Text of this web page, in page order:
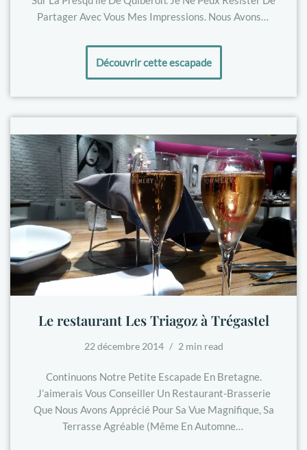
Partager Avec Vous Mes Impressions. Nous Avons…
Découvrir cette escapade
Le restaurant Les Triagoz à Trégastel
22 décembre 2014 2 min read
Continuons Notre Petite Escapade En Bretagne.
J’aimerais Vous Conseiller Un Restaurant-Brasserie
Que Nous Avons Apprécié Pour Sa Vue Magnifique, Sa
Terrasse Agréable (même En Automne…